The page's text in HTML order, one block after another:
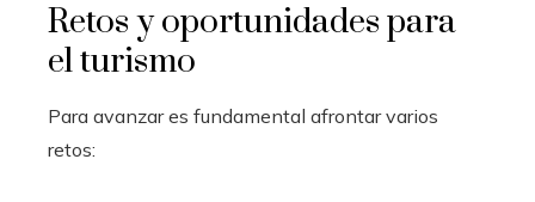
Retos y oportunidades para
el turismo
Para avanzar es fundamental afrontar varios
retos: